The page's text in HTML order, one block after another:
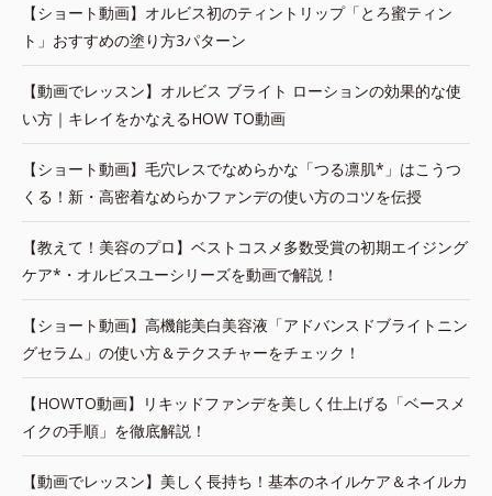
【ショート動画】オルビス初のティントリップ「とろ蜜ティン
ト」おすすめの塗り方3パターン
【動画でレッスン】オルビス ブライト ローションの効果的な使
い方｜キレイをかなえるHOW TO動画
【ショート動画】毛穴レスでなめらかな「つる凛肌*」はこうつ
くる！新・高密着なめらかファンデの使い方のコツを伝授
【教えて！美容のプロ】ベストコスメ多数受賞の初期エイジング
ケア*・オルビスユーシリーズを動画で解説！
【ショート動画】高機能美白美容液「アドバンスドブライトニン
グセラム」の使い方＆テクスチャーをチェック！
【HOWTO動画】リキッドファンデを美しく仕上げる「ベースメ
イクの手順」を徹底解説！
【動画でレッスン】美しく長持ち！基本のネイルケア＆ネイルカ